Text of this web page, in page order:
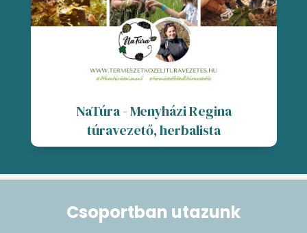
NaTúra - Menyházi Regina
túravezető, herbalista
Csoportban utazunk